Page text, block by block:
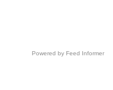
Powered by Feed Informer